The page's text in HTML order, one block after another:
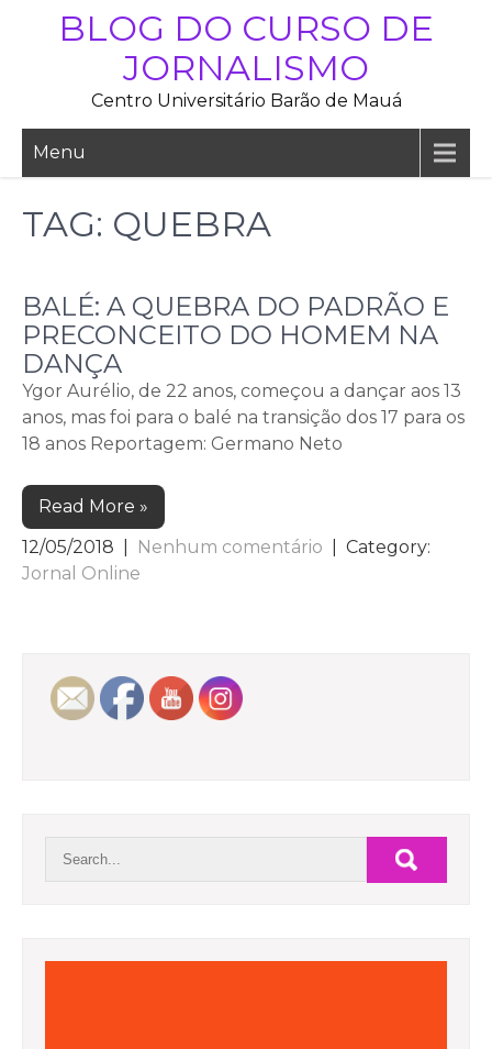
BLOG DO CURSO DE
JORNALISMO
Centro Universitário Barão de Mauá
Menu
TAG: QUEBRA
BALÉ: A QUEBRA DO PADRÃO E
PRECONCEITO DO HOMEM NA
DANÇA
Ygor Aurélio, de 22 anos, começou a dançar aos 13
anos, mas foi para o balé na transição dos 17 para os
18 anos Reportagem: Germano Neto
Read More »
12/05/2018
Nenhum comentário
| Category:
Jornal Online